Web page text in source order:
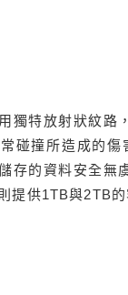
獨特放射狀紋
碰撞所造成的
存的資料安全
提供1TB與2TB